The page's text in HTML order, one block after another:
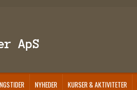
ApS
NYHEDER KURSER & AKTIVITETER